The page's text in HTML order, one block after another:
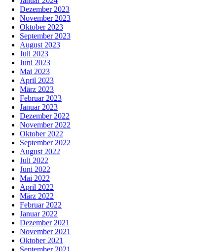
Dezember 2023
November 2023
Oktober 2023
September 2023
August 2023
Juli 2023
Juni 2023
Mai 2023
April 2023
März 2023
Februar 2023
Januar 2023
Dezember 2022
November 2022
Oktober 2022
September 2022
August 2022
Juli 2022
Juni 2022
Mai 2022
April 2022
März 2022
Februar 2022
Januar 2022
Dezember 2021
November 2021
Oktober 2021